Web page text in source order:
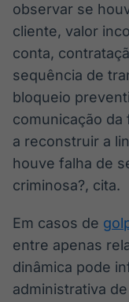
observar se
cliente, valor
conta,
sequência de
bloqueio
comunicação da
a reconstruir a
houve falha de
criminosa?, cita.
Em casos de
entre apenas
dinâmica pode
administrativa